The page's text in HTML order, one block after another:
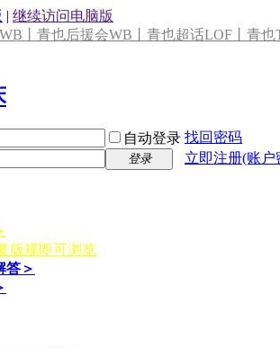
| 继续访问电脑版
WB丨青也后援会WB丨青也超话LOF丨青也
自动登录 找回密码
登录 立即注册(账
版规即可浏览
答＞